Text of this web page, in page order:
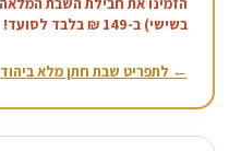
בשישי) ב-149 ₪ בלבד לסועד!
← לתפריט שבת חתן מלא ביהוד